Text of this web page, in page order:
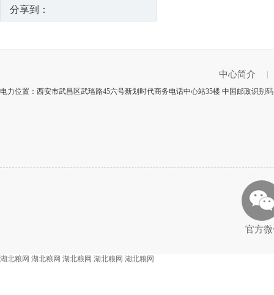
分享到：
中心简介
电力位置：西安市武昌区武珞路45六号新划时代商务电话中心站35楼 中国邮政识别
官方
湖北粮网 湖北粮网 湖北粮网 湖北粮网 湖北粮网